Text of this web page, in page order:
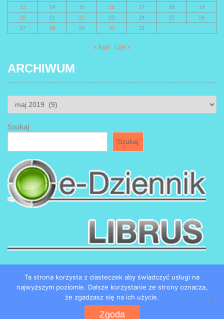
13
14 15 16 17 18
19
20
21 22 23 24 25
26
27
28 29 30 31
« kwi cze »
ARCHIWUM
ARCHIWUM
Szukaj
Szukaj
Copyright by SP184 w Łodzi
Ta strona korzysta z ciasteczek aby świadczyć usługi na
najwyższym poziomie. Dalsze korzystanie ze strony oznacza,
że zgadzasz się na ich użycie.
Zgoda